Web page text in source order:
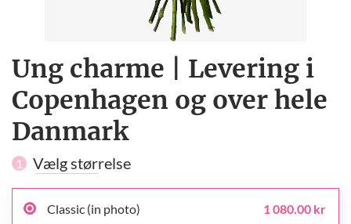
Ung charme | Levering i
Copenhagen og over hele
Danmark
1 Vælg størrelse
Classic (in photo) 1 080.00 kr